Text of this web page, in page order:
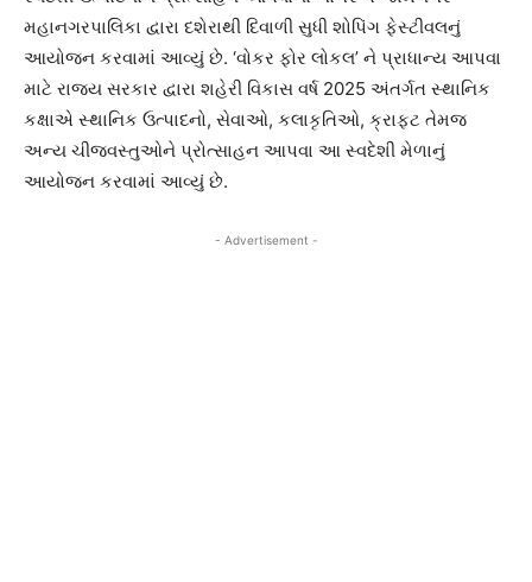
મહાનગરપાલિકા દ્વારા દશેરાથી દિવાળી સુધી શોપિંગ ફેસ્ટીવલનું
આયોજન કરવામાં આવ્યું છે. ‘વોકર ફોર લોકલ’ ને પ્રાધાન્ય આપવા
માટે રાજ્ય સરકાર દ્વારા શહેરી વિકાસ વર્ષ 2025 અંતર્ગત સ્થાનિક
કક્ષાએ સ્થાનિક ઉત્પાદનો, સેવાઓ, કલાકૃતિઓ, ક્રાફટ તેમજ
અન્ય ચીજવસ્તુઓને પ્રોત્સાહન આપવા આ સ્વદેશી મેળાનું
આયોજન કરવામાં આવ્યું છે.
- Advertisement -